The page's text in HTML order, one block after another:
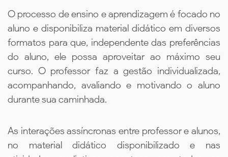
O processo de ensino e aprendizagem é focado no
aluno e disponibiliza material didático em diversos
formatos para que, independente das preferências
do aluno, ele possa aproveitar ao máximo seu
curso. O professor faz a gestão individualizada,
acompanhando, avaliando e motivando o aluno
durante sua caminhada.
As interações assíncronas entre professor e alunos,
no material didático disponibilizado e nas